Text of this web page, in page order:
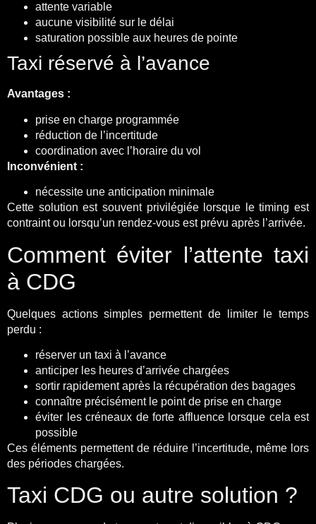
attente variable
aucune visibilité sur le délai
saturation possible aux heures de pointe
Taxi réservé à l’avance
Avantages :
prise en charge programmée
réduction de l’incertitude
coordination avec l’horaire du vol
Inconvénient :
nécessite une anticipation minimale
Cette solution est souvent privilégiée lorsque le timing est
contraint ou lorsqu’un rendez-vous est prévu après l’arrivée.
Comment éviter l’attente taxi
à CDG
Quelques actions simples permettent de limiter le temps
perdu :
réserver un taxi à l’avance
anticiper les heures d’arrivée chargées
sortir rapidement après la récupération des bagages
connaître précisément le point de prise en charge
éviter les créneaux de forte affluence lorsque cela est
possible
Ces éléments permettent de réduire l’incertitude, même lors
des périodes chargées.
Taxi CDG ou autre solution ?